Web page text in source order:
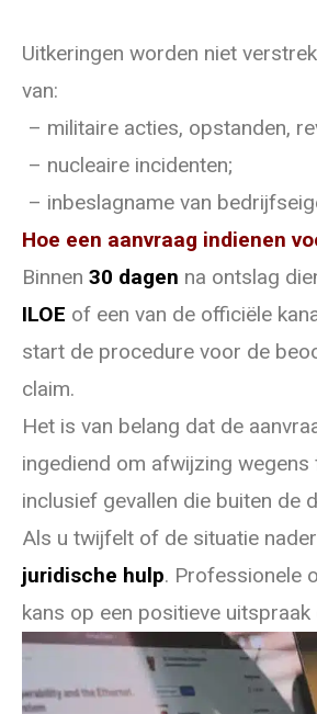
Uitkeringen worden niet
van:
– militaire acties, opstanden,
– nucleaire incidenten;
– inbeslagname van
Hoe een aanvraag indienen
Binnen 30 dagen na ontslag
ILOE of een van de officiële
start de procedure voor de
claim.
Het is van belang dat de
ingediend om afwijzing
inclusief gevallen die buiten de
Als u twijfelt of de situatie
juridische hulp. Professionele
kans op een positieve